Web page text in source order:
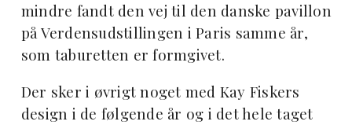
mindre fandt den vej til den danske pavillon
på Verdensudstillingen i Paris samme år,
som taburetten er formgivet.
Der sker i øvrigt noget med Kay Fiskers
design i de følgende år og i det hele taget